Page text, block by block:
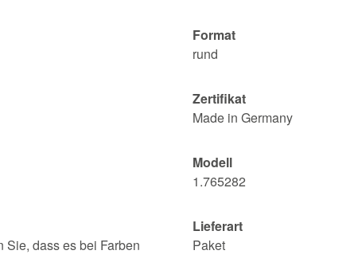
Format
rund
Zertifikat
Made in Germany
Modell
1.765282
Sie, dass es bei Farben
Lieferart
Paket